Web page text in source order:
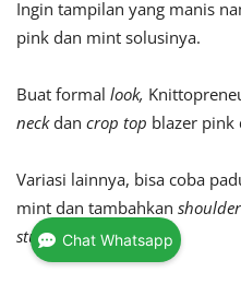
Ingin tampilan yang manis
pink dan mint solusinya.
Buat formal look,
neckdan crop top blazer pink
Variasi lainnya, bisa coba
mint dan tambahkan
stunning.Chat Whatsapp